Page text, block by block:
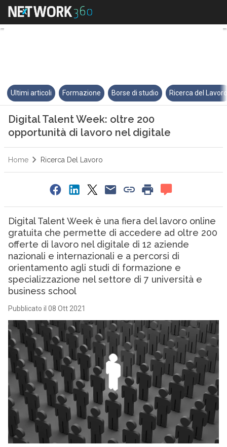
Digital Talent Week: oltre 200
Ultimi articoli Formazione Borse di studio Ricerca del
Digital Talent Week: oltre 200
opportunità di lavoro nel digitale
Home Ricerca Del Lavoro
Digital Talent Week è una fiera del lavoro online
gratuita che permette di accedere ad oltre 200
offerte di lavoro nel digitale di 12 aziende
nazionali e internazionali e a percorsi di
orientamento agli studi di formazione e
specializzazione nel settore di 7 università e
business school
Pubblicato il 08 Ott 2021